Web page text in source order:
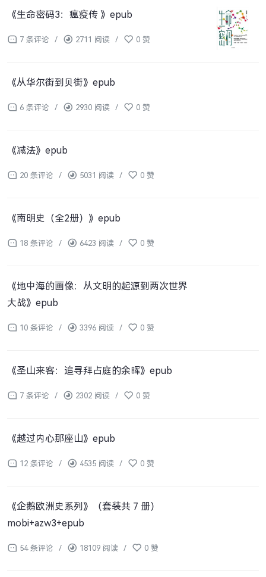
《生命密码3：瘟疫传 》epub
7 条评论 / 2711 阅读 / 0 赞
《从华尔街到贝街》epub
6 条评论 / 2930 阅读 / 0 赞
《减法》epub
20 条评论 / 5031 阅读 / 0 赞
《南明史（全2册）》epub
18 条评论 / 6423 阅读 / 0 赞
《地中海的画像：从文明的起源到两次世界
大战》epub
10 条评论 / 3396 阅读 / 0 赞
《圣山来客：追寻拜占庭的余晖》epub
7 条评论 / 2302 阅读 / 0 赞
《越过内心那座山》epub
12 条评论 / 4535 阅读 / 0 赞
《企鹅欧洲史系列》（套装共 7 册）
mobi+azw3+epub
54 条评论 / 18109 阅读 / 0 赞